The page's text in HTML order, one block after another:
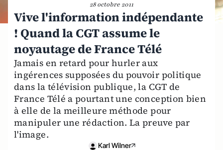
28 octobre 2011
Vive l'information indépendante
! Quand la CGT assume le
noyautage de France Télé
Jamais en retard pour hurler aux
ingérences supposées du pouvoir politique
dans la télévision publique, la CGT de
France Télé a pourtant une conception bien
à elle de la meilleure méthode pour
manipuler une rédaction. La preuve par
l'image.
Karl Wilner